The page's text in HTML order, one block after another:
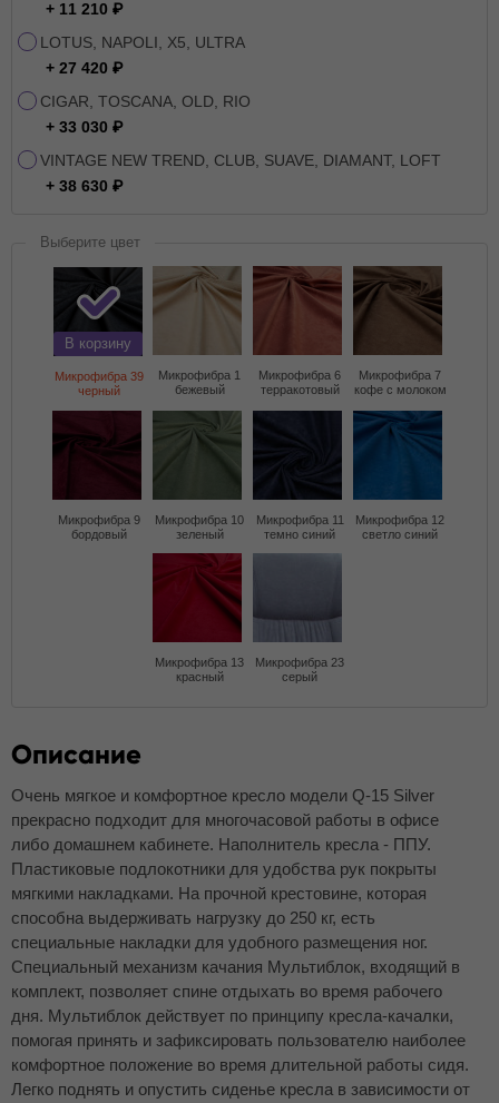
+ 11 210
LOTUS, NAPOLI, X5, ULTRA
+ 27 420
CIGAR, TOSCANA, OLD, RIO
+ 33 030
VINTAGE NEW TREND, CLUB, SUAVE, DIAMANT, LOFT
+ 38 630
Выберите цвет
В корзину
Микрофибра 39
черный
Микрофибра 1
бежевый
Микрофибра 6
терракотовый
Микрофибра 7
кофе с молоком
Микрофибра 9
бордовый
Микрофибра 10
зеленый
Микрофибра 11
темно синий
Микрофибра 12
светло синий
Микрофибра 13
красный
Микрофибра 23
серый
Описание
Очень мягкое и комфортное кресло модели Q-15 Silver
прекрасно подходит для многочасовой работы в офисе
либо домашнем кабинете. Наполнитель кресла - ППУ.
Пластиковые подлокотники для удобства рук покрыты
мягкими накладками. На прочной крестовине, которая
способна выдерживать нагрузку до 250 кг, есть
специальные накладки для удобного размещения ног.
Специальный механизм качания Мультиблок, входящий в
комплект, позволяет спине отдыхать во время рабочего
дня. Мультиблок действует по принципу кресла-качалки,
помогая принять и зафиксировать пользователю наиболее
комфортное положение во время длительной работы сидя.
Легко поднять и опустить сиденье кресла в зависимости от